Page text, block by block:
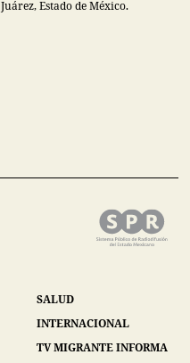
Juárez, Estado de México.
SALUD
INTERNACIONAL
TV MIGRANTE INFORMA